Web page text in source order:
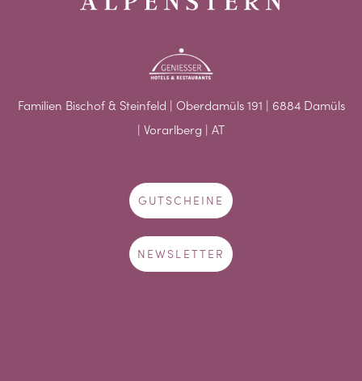
Familien Bischof & Steinfeld | Oberdamüls 191 | 6884 Damüls
| Vorarlberg | AT
GUTSCHEINE
NEWSLETTER